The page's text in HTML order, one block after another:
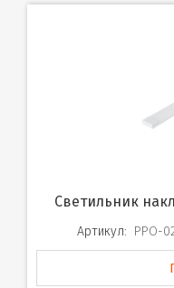
Светильник
Артикул: PPO-